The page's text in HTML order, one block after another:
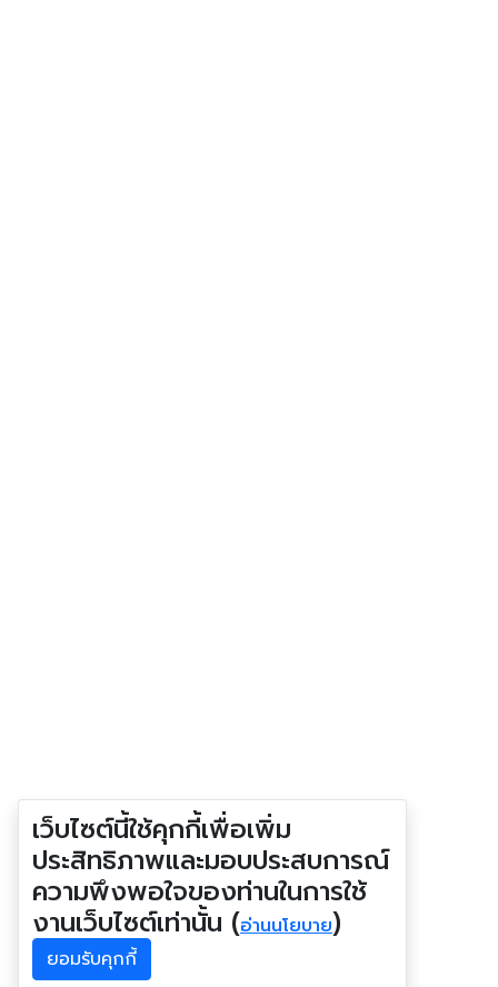
เว็บไซต์นี้ใช้คุกกี้เพื่อเพิ่ม
ประสิทธิภาพและมอบประสบการณ์
ความพึงพอใจของท่านในการใช้
งานเว็บไซต์เท่านั้น (อ่านนโยบาย)
ยอมรับคุกกี้